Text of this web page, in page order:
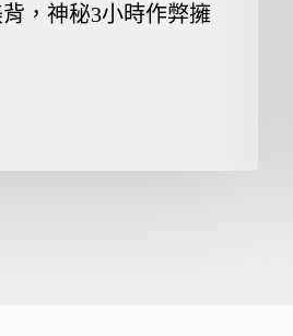
，神秘3小時作弊擁